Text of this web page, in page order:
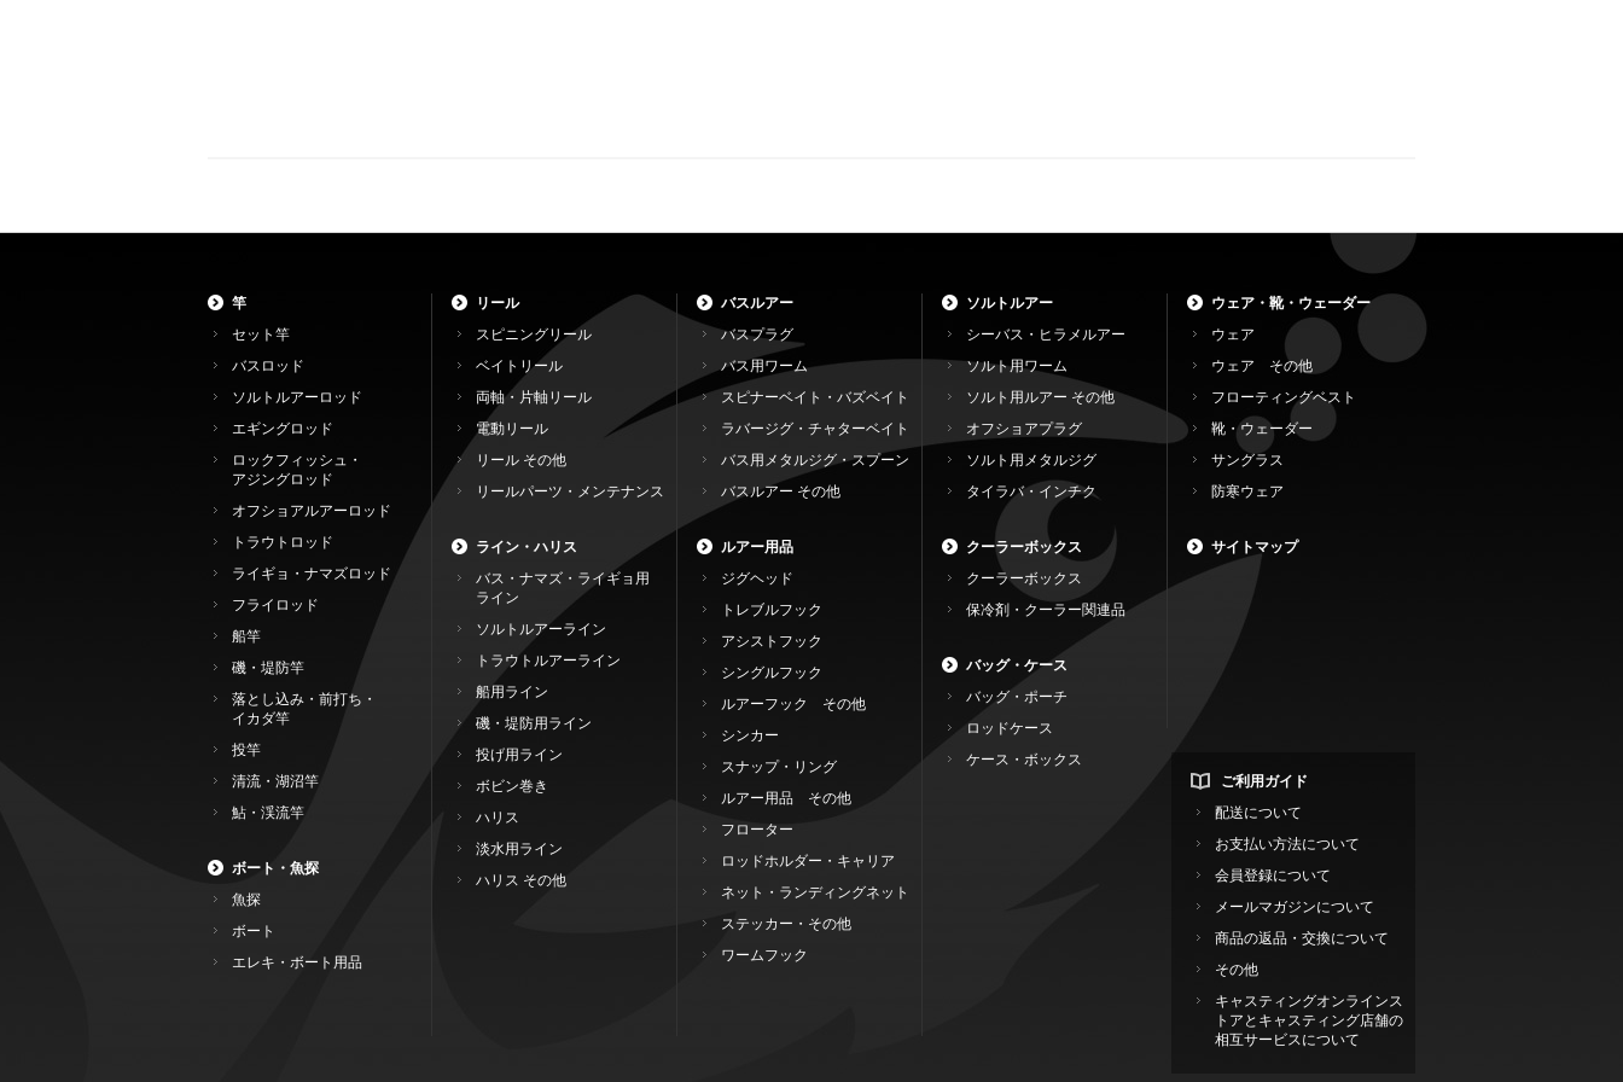
竿
セット竿
バスロッド
ソルトルアーロッド
エギングロッド
ロックフィッシュ・
アジングロッド
オフショアルアーロッド
トラウトロッド
ライギョ・ナマズロッド
フライロッド
船竿
磯・堤防竿
落とし込み・前打ち・
イカダ竿
投竿
清流・湖沼竿
鮎・渓流竿
ボート・魚探
魚探
ボート
エレキ・ボート用品
リール
スピニングリール
ベイトリール
両軸・片軸リール
電動リール
リール その他
リールパーツ・メンテナンス
ライン・ハリス
バス・ナマズ・ライギョ用
ライン
ソルトルアーライン
トラウトルアーライン
船用ライン
磯・堤防用ライン
投げ用ライン
ボビン巻き
ハリス
淡水用ライン
ハリス その他
バスルアー
バスプラグ
バス用ワーム
スピナーベイト・バズベイト
ラバージグ・チャターベイト
バス用メタルジグ・スプーン
バスルアー その他
ルアー用品
ジグヘッド
トレブルフック
アシストフック
シングルフック
ルアーフック その他
シンカー
スナップ・リング
ルアー用品 その他
フローター
ロッドホルダー・キャリア
ネット・ランディングネット
ステッカー・その他
ワームフック
ソルトルアー
シーバス・ヒラメルアー
ソルト用ワーム
ソルト用ルアー その他
オフショアプラグ
ソルト用メタルジグ
タイラバ・インチク
クーラーボックス
クーラーボックス
保冷剤・クーラー関連品
バッグ・ケース
バッグ・ポーチ
ロッドケース
ケース・ボックス
ウェア・靴・ウェーダー
ウェア
ウェア その他
フローティングベスト
靴・ウェーダー
サングラス
防寒ウェア
サイトマップ
ご利用ガイド
配送について
お支払い方法について
会員登録について
メールマガジンについて
商品の返品・交換について
その他
キャスティングオンラインス
トアとキャスティング店舗の
相互サービスについて